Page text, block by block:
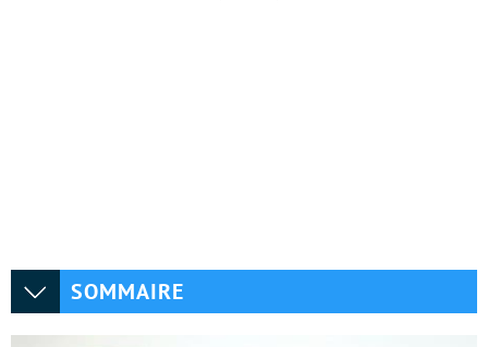
SOMMAIRE